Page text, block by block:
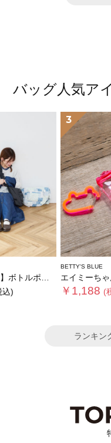
バッグ人気ア
ーフムーンフリルbag
込)
3
BETTY'S BLUE
エイミーちゃ
￥1,188 (
ランキン